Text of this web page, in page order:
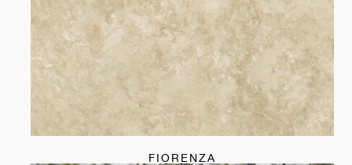
FIORENZA